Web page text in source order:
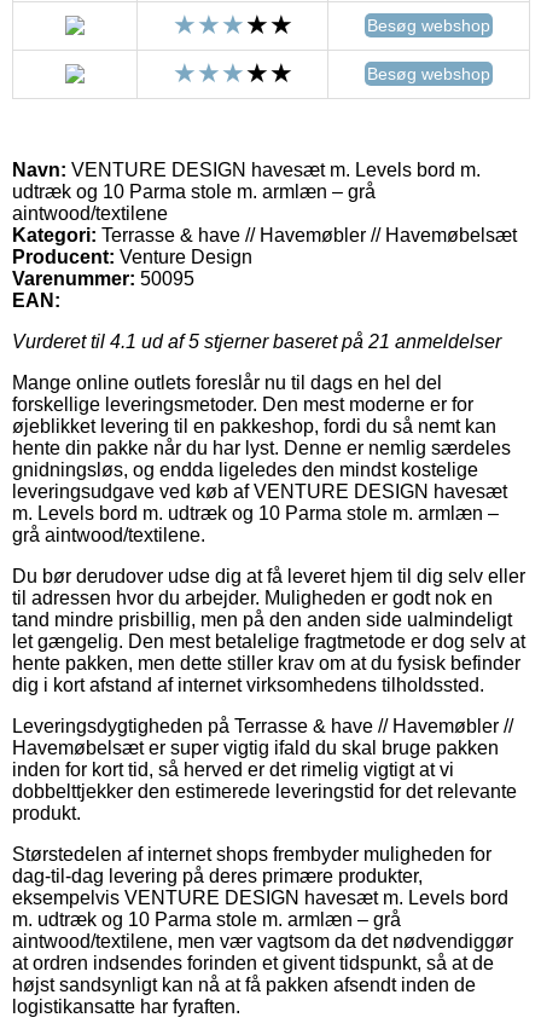
Besøg webshop
Besøg webshop
Navn: VENTURE DESIGN havesæt m. Levels bord m.
udtræk og 10 Parma stole m. armlæn – grå
aintwood/textilene
Kategori: Terrasse & have // Havemøbler // Havemøbelsæt
Producent: Venture Design
Varenummer: 50095
EAN:
Vurderet til 4.1 ud af 5 stjerner baseret på 21 anmeldelser
Mange online outlets foreslår nu til dags en hel del
forskellige leveringsmetoder. Den mest moderne er for
øjeblikket levering til en pakkeshop, fordi du så nemt kan
hente din pakke når du har lyst. Denne er nemlig særdeles
gnidningsløs, og endda ligeledes den mindst kostelige
leveringsudgave ved køb af VENTURE DESIGN havesæt
m. Levels bord m. udtræk og 10 Parma stole m. armlæn –
grå aintwood/textilene.
Du bør derudover udse dig at få leveret hjem til dig selv eller
til adressen hvor du arbejder. Muligheden er godt nok en
tand mindre prisbillig, men på den anden side ualmindeligt
let gængelig. Den mest betalelige fragtmetode er dog selv at
hente pakken, men dette stiller krav om at du fysisk befinder
dig i kort afstand af internet virksomhedens tilholdssted.
Leveringsdygtigheden på Terrasse & have // Havemøbler //
Havemøbelsæt er super vigtig ifald du skal bruge pakken
inden for kort tid, så herved er det rimelig vigtigt at vi
dobbelttjekker den estimerede leveringstid for det relevante
produkt.
Størstedelen af internet shops frembyder muligheden for
dag-til-dag levering på deres primære produkter,
eksempelvis VENTURE DESIGN havesæt m. Levels bord
m. udtræk og 10 Parma stole m. armlæn – grå
aintwood/textilene, men vær vagtsom da det nødvendiggør
at ordren indsendes forinden et givent tidspunkt, så at de
højst sandsynligt kan nå at få pakken afsendt inden de
logistikansatte har fyraften.